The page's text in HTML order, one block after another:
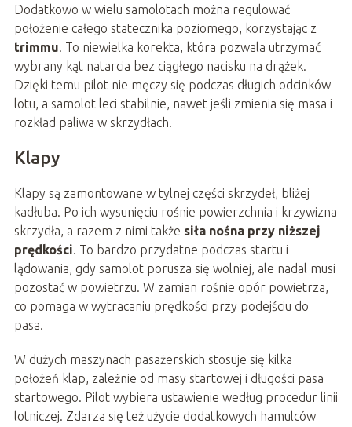
Dodatkowo w wielu samolotach można regulować
położenie całego statecznika poziomego, korzystając z
trimmu. To niewielka korekta, która pozwala utrzymać
wybrany kąt natarcia bez ciągłego nacisku na drążek.
Dzięki temu pilot nie męczy się podczas długich odcinków
lotu, a samolot leci stabilnie, nawet jeśli zmienia się masa i
rozkład paliwa w skrzydłach.
Klapy
Klapy są zamontowane w tylnej części skrzydeł, bliżej
kadłuba. Po ich wysunięciu rośnie powierzchnia i krzywizna
skrzydła, a razem z nimi także siła nośna przy niższej
prędkości. To bardzo przydatne podczas startu i
lądowania, gdy samolot porusza się wolniej, ale nadal musi
pozostać w powietrzu. W zamian rośnie opór powietrza,
co pomaga w wytracaniu prędkości przy podejściu do
pasa.
W dużych maszynach pasażerskich stosuje się kilka
położeń klap, zależnie od masy startowej i długości pasa
startowego. Pilot wybiera ustawienie według procedur linii
lotniczej. Zdarza się też użycie dodatkowych hamulców